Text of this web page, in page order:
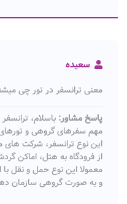
سعیده
معنی ترانسفر در تور چی
پاسخ مشاور: باسلام،
مهم سفرهای گروهی و
این نوع ترانسفر، شرکت‌ های
از فرودگاه به هتل، اماکن
معمولا این نوع حمل‌ و نقل
و به‌ صورت گروهی سازمان‌